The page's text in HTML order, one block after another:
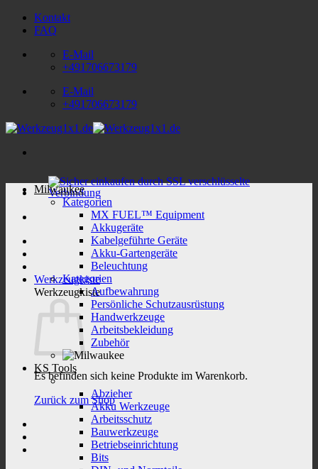
Zum
Inhalt
Kontakt
FAQ
E-Mail
+491706673179
E-Mail
+491706673179
Werkzeugkiste
Werkzeugkiste
Es befinden sich keine Produkte im Warenkorb.
Zurück zum Shop
Milwaukee
Kategorien
MX FUEL™ Equipment
Akkugeräte
Kabelgeführte Geräte
Akku-Gartengeräte
Beleuchtung
Kategorien
Aufbewahrung
Persönliche Schutzausrüstung
Handwerkzeuge
Arbeitsbekleidung
Zubehör
KS Tools
Abzieher
Akku Werkzeuge
Arbeitsschutz
Bauwerkzeuge
Betriebseinrichtung
Bits